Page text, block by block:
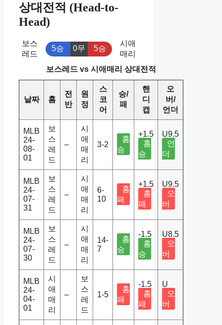
상대전적 (Head-to-
Head)
보스
레드
5승 0무 5승
시애
매리
보스레드 vs 시애매리 상대전적
날짜 홈
전
반
원
정
스
코
어
승/
패
핸
디
캡
오
버/
언더
MLB
24-
08-
01
보
스
레
드
–
시
애
매
리
3-2
홈
승
+1.5
홈
승
U9.5
언
더
MLB
24-
07-
31
보
스
레
드
–
시
애
매
리
6-
10
홈
패
+1.5
홈
패
U9.5
오
버
MLB
24-
07-
30
보
스
레
드
–
시
애
매
리
14-
7
홈
승
-1.5
홈
승
U8.5
오
버
MLB
24-
04-
01
시
애
매
리
–
보
스
레
드
1-5
홈
패
-1.5
홈
패
U
오
버